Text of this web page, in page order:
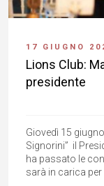
17 GIUGNO
Lions Club:
presidente
Giovedì 15
Signorini” il
ha passato le
sarà in carica per